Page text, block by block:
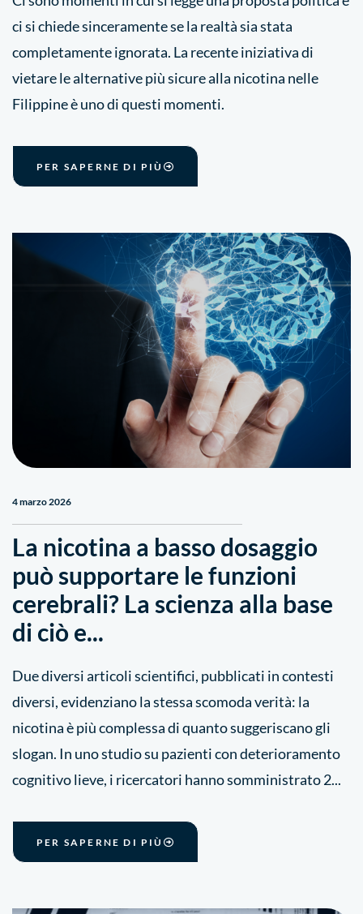
ci si chiede sinceramente se la realtà sia stata
completamente ignorata. La recente iniziativa di
vietare le alternative più sicure alla nicotina nelle
Filippine è uno di questi momenti.
PER SAPERNE DI PIÙ
4 marzo 2026
La nicotina a basso dosaggio
può supportare le funzioni
cerebrali? La scienza alla base
di ciò e...
Due diversi articoli scientifici, pubblicati in contesti
diversi, evidenziano la stessa scomoda verità: la
nicotina è più complessa di quanto suggeriscano gli
slogan. In uno studio su pazienti con deterioramento
cognitivo lieve, i ricercatori hanno somministrato 2...
PER SAPERNE DI PIÙ